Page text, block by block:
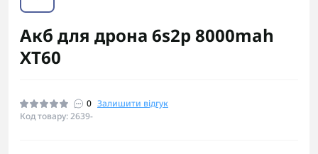
Акб для дрона 6s2p 8000mah
XT60
0 Залишити відгук
Код товару: 2639-